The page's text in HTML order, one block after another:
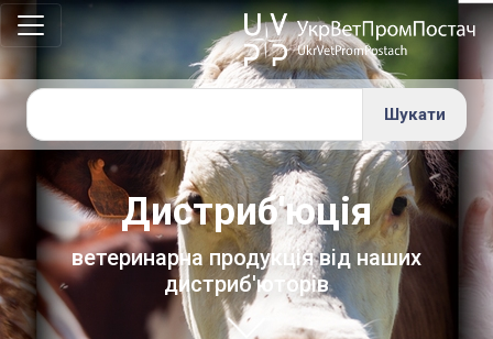
Дистриб'юція
ветеринарна продукція від наших
дистриб'юторів
Групи
препаратів
Протизапальні
препарати
Препарати
регулювання
обміну
речовин
Інше